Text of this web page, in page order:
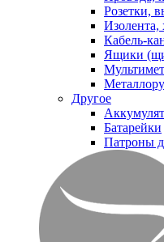
Розетки,
Изолента,
Кабель-
Ящики
Другое
Батарейки
Патроны